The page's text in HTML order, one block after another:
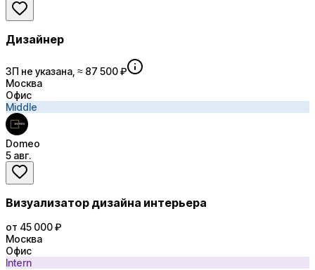
Дизайнер
ЗП не указана, ≈ 87 500 ₽
Москва
Офис
Middle
Domeo
5 авг.
Визуализатор дизайна интерьера
от 45 000 ₽
Москва
Офис
Intern